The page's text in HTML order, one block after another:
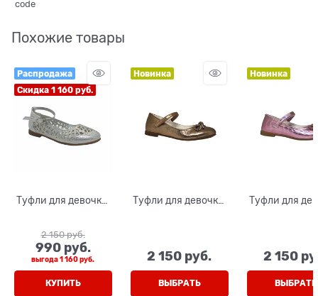
Похожие товары
Распродажа
Скидка 1 160 руб.
Туфли для девочки,
2 150 руб.
990 руб.
выгода1 160 руб.
КУПИТЬ
Новинка
Туфли для девочки,
ремешке
2 150 руб.
ВЫБРАТЬ
Новинка
Туфли для
2 150
ВЫБРАТЬ